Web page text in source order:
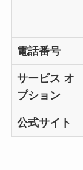
電話番号
サービス オ
プション
公式サイト